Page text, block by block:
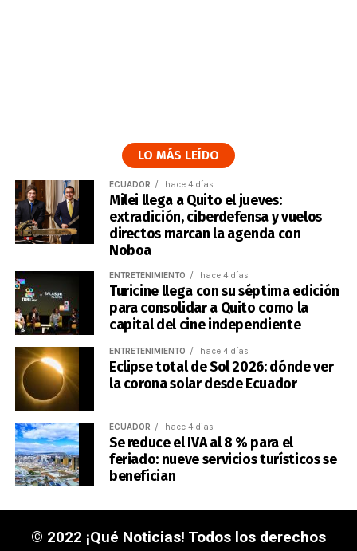
LO MÁS LEÍDO
ECUADOR hace 4 días
Milei llega a Quito el jueves:
extradición, ciberdefensa y vuelos
directos marcan la agenda con
Noboa
ENTRETENIMIENTO hace 4 días
Turicine llega con su séptima edición
para consolidar a Quito como la
capital del cine independiente
ENTRETENIMIENTO hace 4 días
Eclipse total de Sol 2026: dónde ver
la corona solar desde Ecuador
ECUADOR hace 4 días
Se reduce el IVA al 8 % para el
feriado: nueve servicios turísticos se
benefician
© 2022 ¡Qué Noticias! Todos los derechos